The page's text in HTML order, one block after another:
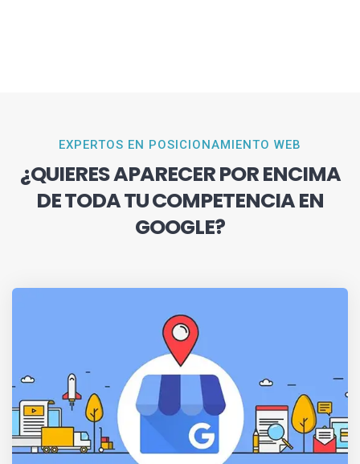
EXPERTOS EN POSICIONAMIENTO WEB
¿QUIERES APARECER POR ENCIMA
DE TODA TU COMPETENCIA EN
GOOGLE?